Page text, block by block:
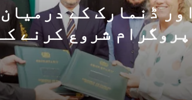
ڈنمارک کے
شروع کرنے
یادداشت پر